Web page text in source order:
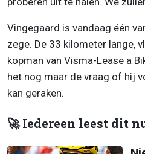
Vingegaard is vandaag één
zege. De 33 kilometer lange,
kopman van Visma-Lease a
het nog maar de vraag of hij
kan geraken.
🚀 Iedereen leest dit